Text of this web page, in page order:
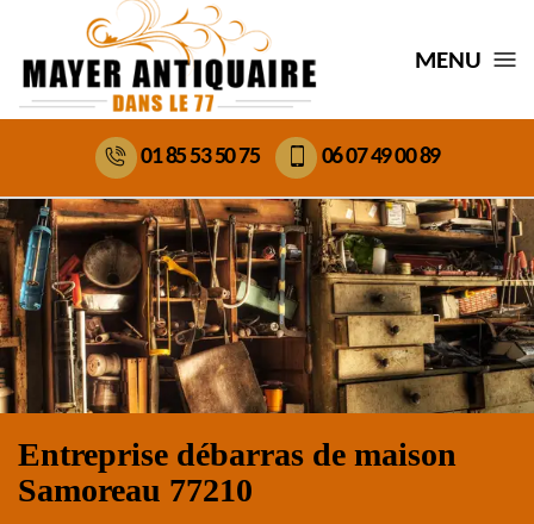
MENU
01 85 53 50 75 06 07 49 00 89
Entreprise débarras de maison
Samoreau 77210